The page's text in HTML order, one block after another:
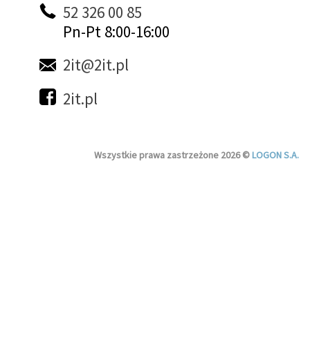
52 326 00 85
Pn-Pt 8:00-16:00
2it@2it.pl
2it.pl
Wszystkie prawa zastrzeżone 2026 ©LOGON S.A.